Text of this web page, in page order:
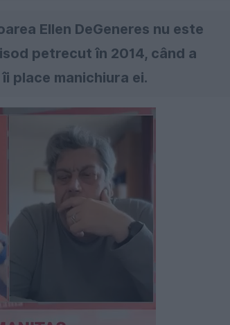
Ellen DeGeneres nu este
petrecut în 2014, când a
place manichiura ei.